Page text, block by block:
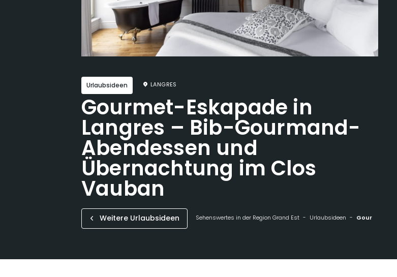
Urlaubsideen LANGRES
Gourmet-Eskapade in
Langres – Bib-Gourmand-
Abendessen und
Übernachtung im Clos
Vauban
Weitere Urlaubsideen Sehenswertes in der Region Grand Est Urlaubsideen Gourmet-Eskapade in Langres - Bib-Gourmand-Abendessen und Übernachtung im Clos Vauban